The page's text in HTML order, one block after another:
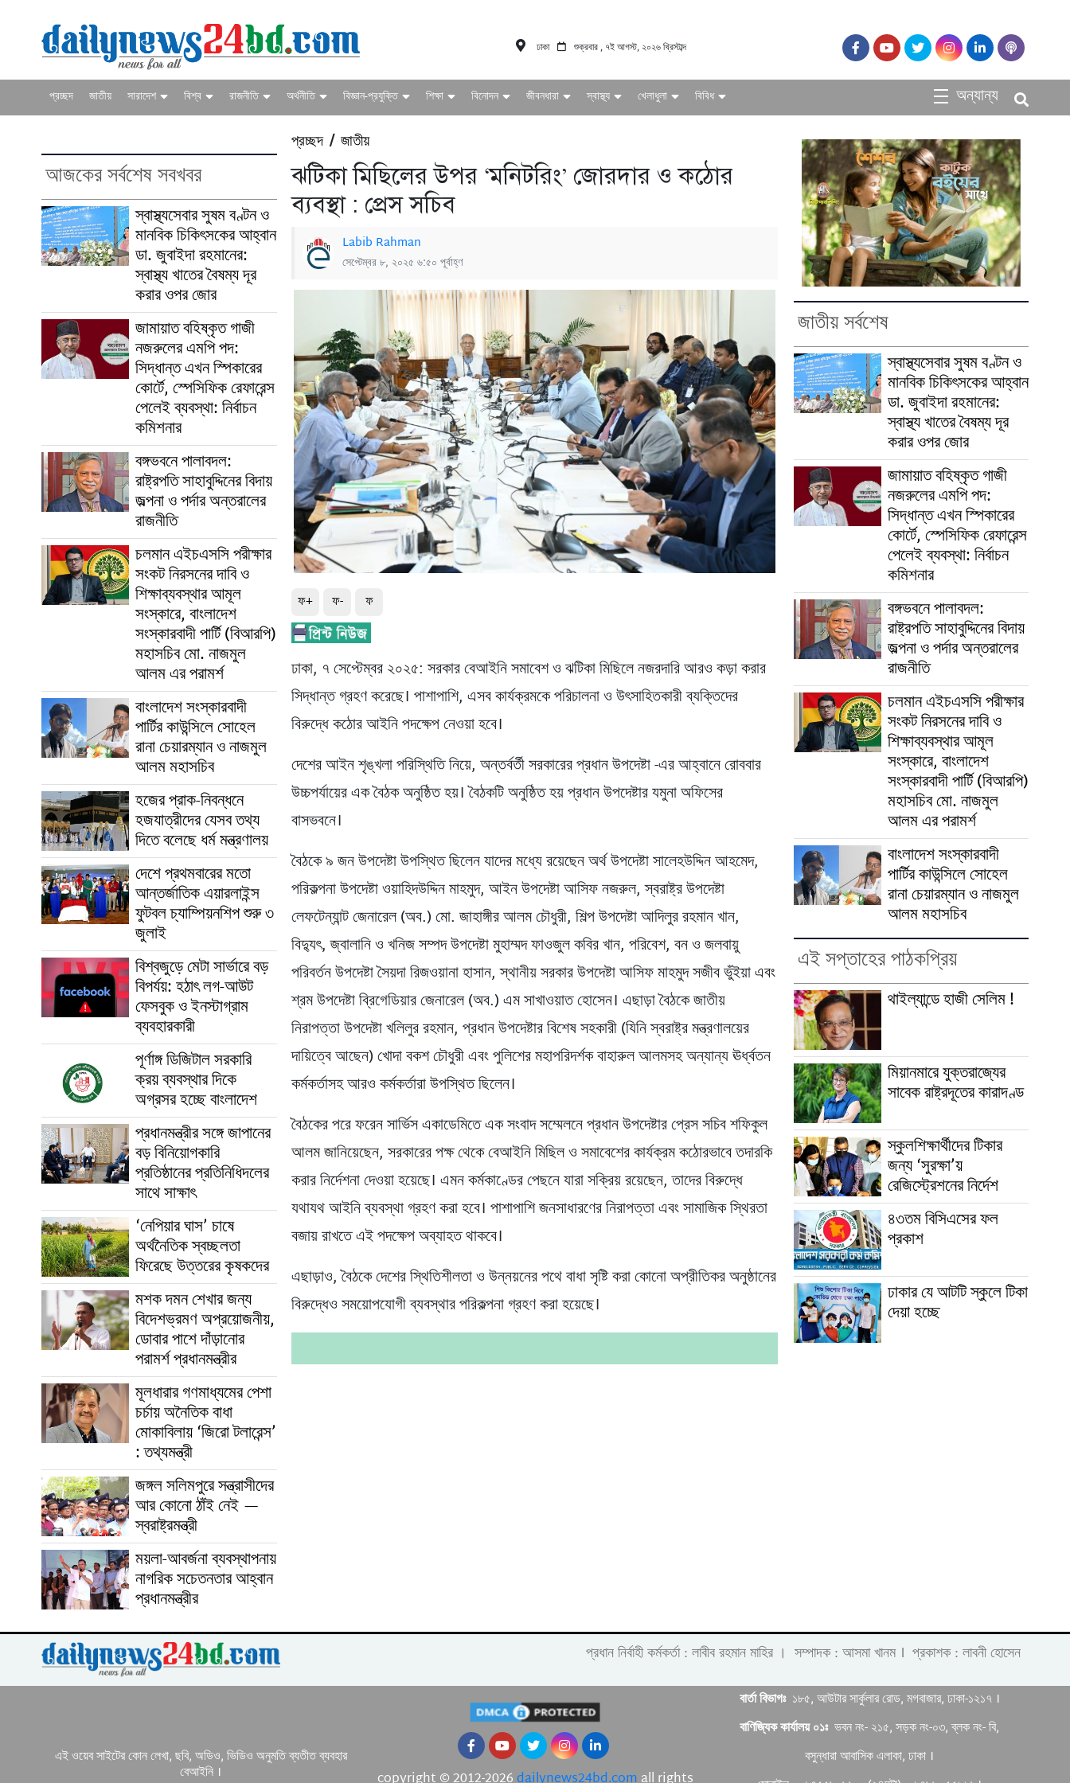
ঢাকা শুক্রবার , ৭ই আগস্ট, ২০২৬ খ্রিস্টাব্দ
প্রচ্ছদ জাতীয় সারাদেশ বিশ্ব রাজনীতি অর্থনীতি বিজ্ঞান-প্রযুক্তি শিক্ষা বিনোদন জীবনধারা স্বাস্থ্য খেলাধুলা বিবিধ অন্যান্য
আজকের সর্বশেষ সবখবর
স্বাস্থ্যসেবার সুষম বণ্টন ও
মানবিক চিকিৎসকের আহ্বান
ডা. জুবাইদা রহমানের:
স্বাস্থ্য খাতের বৈষম্য দূর
করার ওপর জোর
জামায়াত বহিষ্কৃত গাজী
নজরুলের এমপি পদ:
সিদ্ধান্ত এখন স্পিকারের
কোর্টে, স্পেসিফিক রেফারেন্স
পেলেই ব্যবস্থা: নির্বাচন
কমিশনার
বঙ্গভবনে পালাবদল:
রাষ্ট্রপতি সাহাবুদ্দিনের বিদায়
জল্পনা ও পর্দার অন্তরালের
রাজনীতি
চলমান এইচএসসি পরীক্ষার
সংকট নিরসনের দাবি ও
শিক্ষাব্যবস্থার আমূল
সংস্কারে, বাংলাদেশ
সংস্কারবাদী পার্টি (বিআরপি)
মহাসচিব মো. নাজমুল
আলম এর পরামর্শ
বাংলাদেশ সংস্কারবাদী
পার্টির কাউন্সিলে সোহেল
রানা চেয়ারম্যান ও নাজমুল
আলম মহাসচিব
হজের প্রাক-নিবন্ধনে
হজযাত্রীদের যেসব তথ্য
দিতে বলেছে ধর্ম মন্ত্রণালয়
দেশে প্রথমবারের মতো
আন্তর্জাতিক এয়ারলাইন্স
ফুটবল চ্যাম্পিয়নশিপ শুরু ৩
জুলাই
বিশ্বজুড়ে মেটা সার্ভারে বড়
বিপর্যয়: হঠাৎ লগ-আউট
ফেসবুক ও ইনস্টাগ্রাম
ব্যবহারকারী
পূর্ণাঙ্গ ডিজিটাল সরকারি
ক্রয় ব্যবস্থার দিকে
অগ্রসর হচ্ছে বাংলাদেশ
প্রধানমন্ত্রীর সঙ্গে জাপানের
বড় বিনিয়োগকারি
প্রতিষ্ঠানের প্রতিনিধিদলের
সাথে সাক্ষাৎ
‘নেপিয়ার ঘাস’ চাষে
অর্থনৈতিক স্বচ্ছলতা
ফিরেছে উত্তরের কৃষকদের
মশক দমন শেখার জন্য
বিদেশভ্রমণ অপ্রয়োজনীয়,
ডোবার পাশে দাঁড়ানোর
পরামর্শ প্রধানমন্ত্রীর
মূলধারার গণমাধ্যমের পেশা
চর্চায় অনৈতিক বাধা
মোকাবিলায় ‘জিরো টলারেন্স’
: তথ্যমন্ত্রী
জঙ্গল সলিমপুরে সন্ত্রাসীদের
আর কোনো ঠাঁই নেই —
স্বরাষ্ট্রমন্ত্রী
ময়লা-আবর্জনা ব্যবস্থাপনায়
নাগরিক সচেতনতার আহ্বান
প্রধানমন্ত্রীর
প্রচ্ছদ/জাতীয়
ঝটিকা মিছিলের উপর ‘মনিটরিং’ জোরদার ও কঠোর
ব্যবস্থা : প্রেস সচিব
Labib Rahman
সেপ্টেম্বর ৮, ২০২৫ ৬:৫০ পূর্বাহ্ণ
ফ+ ফ- ফ
ঢাকা, ৭ সেপ্টেম্বর ২০২৫: সরকার বেআইনি সমাবেশ ও ঝটিকা মিছিলে নজরদারি আরও কড়া করার
সিদ্ধান্ত গ্রহণ করেছে। পাশাপাশি, এসব কার্যক্রমকে পরিচালনা ও উৎসাহিতকারী ব্যক্তিদের
বিরুদ্ধে কঠোর আইনি পদক্ষেপ নেওয়া হবে।
দেশের আইন শৃঙ্খলা পরিস্থিতি নিয়ে, অন্তর্বর্তী সরকারের প্রধান উপদেষ্টা -এর আহ্বানে রোববার
উচ্চপর্যায়ের এক বৈঠক অনুষ্ঠিত হয়। বৈঠকটি অনুষ্ঠিত হয় প্রধান উপদেষ্টার যমুনা অফিসের
বাসভবনে।
বৈঠকে ৯ জন উপদেষ্টা উপস্থিত ছিলেন যাদের মধ্যে রয়েছেন অর্থ উপদেষ্টা সালেহউদ্দিন আহমেদ,
পরিকল্পনা উপদেষ্টা ওয়াহিদউদ্দিন মাহমুদ, আইন উপদেষ্টা আসিফ নজরুল, স্বরাষ্ট্র উপদেষ্টা
লেফটেন্যান্ট জেনারেল (অব.) মো. জাহাঙ্গীর আলম চৌধুরী, শিল্প উপদেষ্টা আদিলুর রহমান খান,
বিদ্যুৎ, জ্বালানি ও খনিজ সম্পদ উপদেষ্টা মুহাম্মদ ফাওজুল কবির খান, পরিবেশ, বন ও জলবায়ু
পরিবর্তন উপদেষ্টা সৈয়দা রিজওয়ানা হাসান, স্থানীয় সরকার উপদেষ্টা আসিফ মাহমুদ সজীব ভুঁইয়া এবং
শ্রম উপদেষ্টা ব্রিগেডিয়ার জেনারেল (অব.) এম সাখাওয়াত হোসেন। এছাড়া বৈঠকে জাতীয়
নিরাপত্তা উপদেষ্টা খলিলুর রহমান, প্রধান উপদেষ্টার বিশেষ সহকারী (যিনি স্বরাষ্ট্র মন্ত্রণালয়ের
দায়িত্বে আছেন) খোদা বকশ চৌধুরী এবং পুলিশের মহাপরিদর্শক বাহারুল আলমসহ অন্যান্য ঊর্ধ্বতন
কর্মকর্তাসহ আরও কর্মকর্তারা উপস্থিত ছিলেন।
বৈঠকের পরে ফরেন সার্ভিস একাডেমিতে এক সংবাদ সম্মেলনে প্রধান উপদেষ্টার প্রেস সচিব শফিকুল
আলম জানিয়েছেন, সরকারের পক্ষ থেকে বেআইনি মিছিল ও সমাবেশের কার্যক্রম কঠোরভাবে তদারকি
করার নির্দেশনা দেওয়া হয়েছে। এমন কর্মকাণ্ডের পেছনে যারা সক্রিয় রয়েছেন, তাদের বিরুদ্ধে
যথাযথ আইনি ব্যবস্থা গ্রহণ করা হবে। পাশাপাশি জনসাধারণের নিরাপত্তা এবং সামাজিক স্থিরতা
বজায় রাখতে এই পদক্ষেপ অব্যাহত থাকবে।
এছাড়াও, বৈঠকে দেশের স্থিতিশীলতা ও উন্নয়নের পথে বাধা সৃষ্টি করা কোনো অপ্রীতিকর অনুষ্ঠানের
বিরুদ্ধেও সময়োপযোগী ব্যবস্থার পরিকল্পনা গ্রহণ করা হয়েছে।
জাতীয় সর্বশেষ
স্বাস্থ্যসেবার সুষম বণ্টন ও
মানবিক চিকিৎসকের আহ্বান
ডা. জুবাইদা রহমানের:
স্বাস্থ্য খাতের বৈষম্য দূর
করার ওপর জোর
জামায়াত বহিষ্কৃত গাজী
নজরুলের এমপি পদ:
সিদ্ধান্ত এখন স্পিকারের
কোর্টে, স্পেসিফিক রেফারেন্স
পেলেই ব্যবস্থা: নির্বাচন
কমিশনার
বঙ্গভবনে পালাবদল:
রাষ্ট্রপতি সাহাবুদ্দিনের বিদায়
জল্পনা ও পর্দার অন্তরালের
রাজনীতি
চলমান এইচএসসি পরীক্ষার
সংকট নিরসনের দাবি ও
শিক্ষাব্যবস্থার আমূল
সংস্কারে, বাংলাদেশ
সংস্কারবাদী পার্টি (বিআরপি)
মহাসচিব মো. নাজমুল
আলম এর পরামর্শ
বাংলাদেশ সংস্কারবাদী
পার্টির কাউন্সিলে সোহেল
রানা চেয়ারম্যান ও নাজমুল
আলম মহাসচিব
এই সপ্তাহের পাঠকপ্রিয়
থাইল্যান্ডে হাজী সেলিম !
মিয়ানমারে যুক্তরাজ্যের
সাবেক রাষ্ট্রদূতের কারাদণ্ড
স্কুলশিক্ষার্থীদের টিকার
জন্য ‘সুরক্ষা’য়
রেজিস্ট্রেশনের নির্দেশ
৪৩তম বিসিএসের ফল
প্রকাশ
ঢাকার যে আটটি স্কুলে টিকা
দেয়া হচ্ছে
প্রধান নির্বাহী কর্মকর্তা : লাবীব রহমান মাহির । সম্পাদক : আসমা খানম । প্রকাশক : লাবনী হোসেন
এই ওয়েব সাইটের কোন লেখা, ছবি, অডিও, ভিডিও অনুমতি ব্যতীত ব্যবহার
বেআইনি ।
বার্তা বিভাগঃ১৮৫, আউটার সার্কুলার রোড, মগবাজার, ঢাকা-১২১৭ ।
বাণিজ্যিক কার্যালয় ০১ঃভবন নং- ২১৫, সড়ক নং-০৩, ব্লক নং- বি,
বসুন্ধারা আবাসিক এলাকা, ঢাকা ।